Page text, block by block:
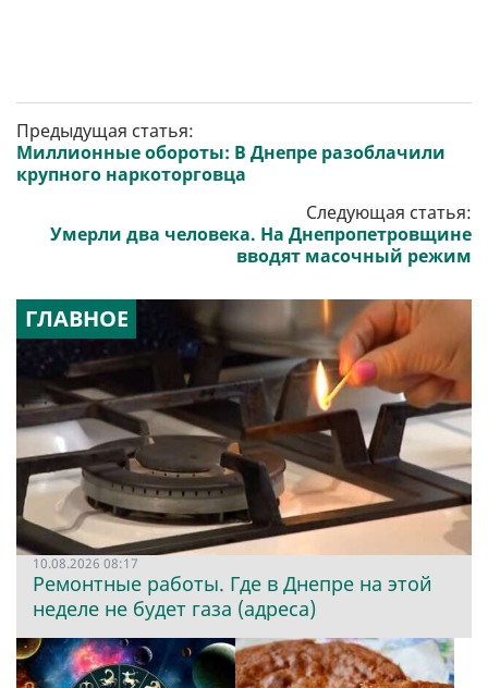
Предыдущая статья:
Миллионные обороты: В Днепре разоблачили
крупного наркоторговца
Следующая статья:
Умерли два человека. На Днепропетровщине
вводят масочный режим
ГЛАВНОЕ
10.08.2026 08:17
Ремонтные работы. Где в Днепре на этой
неделе не будет газа (адреса)